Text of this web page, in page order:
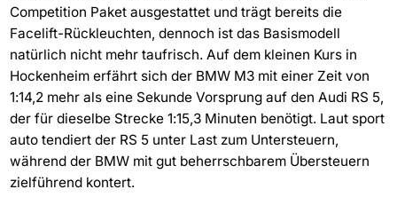
Competition Paket ausgestattet und trägt bereits die
Facelift-Rückleuchten, dennoch ist das Basismodell
natürlich nicht mehr taufrisch. Auf dem kleinen Kurs in
Hockenheim erfährt sich der BMW M3 mit einer Zeit von
1:14,2 mehr als eine Sekunde Vorsprung auf den Audi RS 5,
der für dieselbe Strecke 1:15,3 Minuten benötigt. Laut sport
auto tendiert der RS 5 unter Last zum Untersteuern,
während der BMW mit gut beherrschbarem Übersteuern
zielführend kontert.